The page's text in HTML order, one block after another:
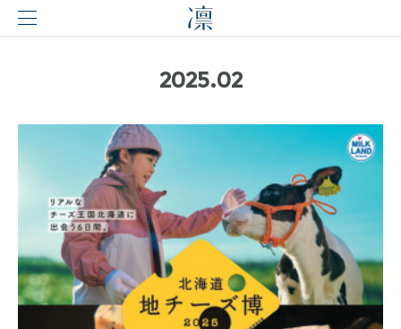
2025.02